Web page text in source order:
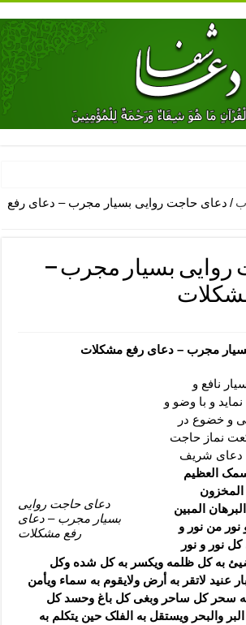
معشوق – دعای جلب محبت شوهر
الجمیل – دعای یا من اظهر الجمیل برای
و فضیلت آن ها – ذکر مخصوص مستجاب الدعوه
در خواب – دعای ترس و بی خوابی کودکان
برای چشم زخم – دعای چشم زخم ماشاالله
دعای مجرب برای آرامش قلب و رفع اضطراب
در یک روز – دعای ثروت حضرت سلیمان
/ دعای حاجت روایی بسیار مجرب – دعای رفع
روایی بسیار مجرب –
مجرب – دعای رفع مشکلات
دعای حاجت روایی
بسیار مجرب – دعای
رفع مشکلات
نافع و
و با وضو و
و خضوع در
نماز حاجت
دعای شریف
العظیم
المخزون
المبین
نور من نور و
نور و نور
به کل ظلمه ویکسر به کل شده وکل
عنید لاتقر به أرض ولایقوم به سماء ویأمن
سحر کل ساحر وبغی کل باغ وحسد کل
والبحر ویستقل به الفلک حین یتکلم به